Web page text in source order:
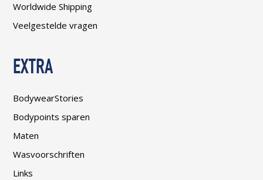
Worldwide Shipping
Veelgestelde vragen
EXTRA
BodywearStories
Bodypoints sparen
Maten
Wasvoorschriften
Links